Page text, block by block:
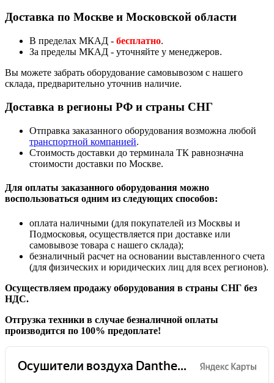
Доставка по Москве и Московской области
В пределах МКАД - бесплатно.
За пределы МКАД - уточняйте у менеджеров.
Вы можете забрать оборудование самовывозом с нашего
склада, предварительно уточнив наличие.
Доставка в регионы РФ и страны СНГ
Отправка заказанного оборудования возможна любой
транспортной компанией.
Стоимость доставки до терминала ТК равнозначна
стоимости доставки по Москве.
Для оплаты заказанного оборудования можно
воспользоваться одним из следующих способов:
оплата наличными (для покупателей из Москвы и
Подмосковья, осуществляется при доставке или
самовывозе товара с нашего склада);
безналичный расчет на основании выставленного счета
(для физических и юридических лиц для всех регионов).
Осуществляем продажу оборудования в страны СНГ без
НДС.
Отгрузка техники в случае безналичной оплаты
производится по 100% предоплате!